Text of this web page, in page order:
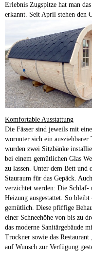
Erlebnis Zugspitze hat man
erkannt. Seit April stehen den
Komfortable Ausstattung
Die Fässer sind jeweils mit
worunter sich ein
wurden zwei Sitzbänke
bei einem gemütlichen Glas
zu lassen. Unter dem Bett und
Stauraum für das Gepäck.
verzichtet werden: Die Schlaf-
Heizung ausgestattet. So
gemütlich. Diese pfiffige
einer Schneehöhe von bis zu
das moderne Sanitärgebäude
Trockner sowie das
auf Wunsch zur Verfügung